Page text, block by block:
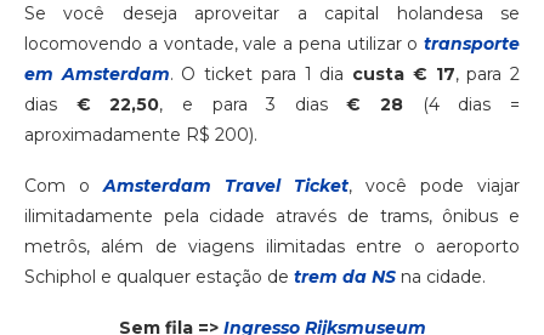
Se você deseja aproveitar a capital holandesa se
locomovendo a vontade, vale a pena utilizar o transporte
em Amsterdam. O ticket para 1 dia custa € 17, para 2
dias € 22,50, e para 3 dias€ 28 (4 dias =
aproximadamente R$ 200).
Com oAmsterdam Travel Ticket, você pode viajar
ilimitadamente pela cidade através de trams, ônibus e
metrôs, além de viagens ilimitadas entre o aeroporto
Schiphol e qualquer estação de trem da NS na cidade.
Sem fila => Ingresso Rijksmuseum